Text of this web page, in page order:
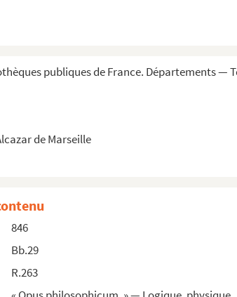
publiques de France. Départements —
de Marseille
sacrae theologiae d...
logicam »
philosophicus. » — L...
846
Bb.29
R.263